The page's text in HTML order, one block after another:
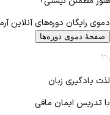
دموی رایگان دوره‌های آنلاین
صفحهٔ دموی دوره‌ها
لذت یادگیری زبان
با تدریس ایمان مافی